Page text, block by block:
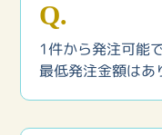
Q.
1件から発注可能
最低発注金額はあ